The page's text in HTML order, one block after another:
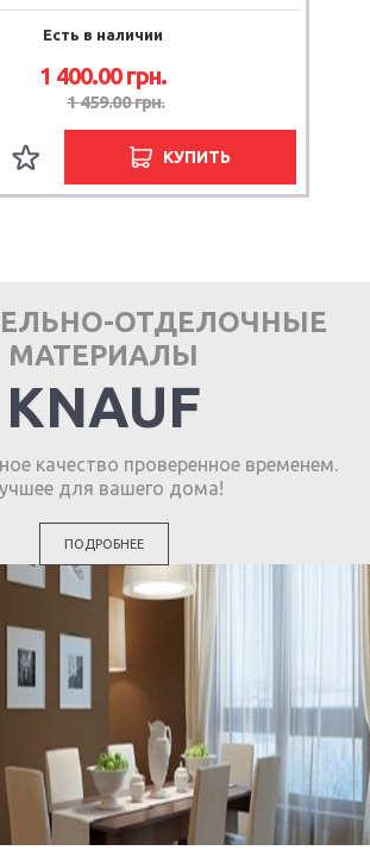
Есть в наличии
1 400.00грн.
1 459.00грн.
КУПИТЬ
ОТДЕЛОЧНЫЕ
МАТЕРИАЛЫ
KNAUF
качество проверенное временем.
для вашего дома!
ПОДРОБНЕЕ